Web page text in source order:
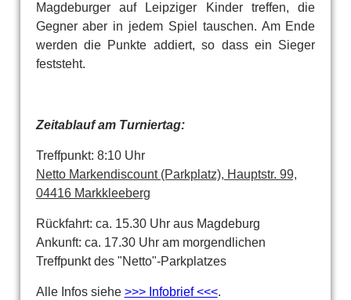
Magdeburger auf Leipziger Kinder treffen, die
Gegner aber in jedem Spiel tauschen. Am Ende
werden die Punkte addiert, so dass ein Sieger
feststeht.
Zeitablauf am Turniertag:
Treffpunkt: 8:10 Uhr
Netto Markendiscount (Parkplatz), Hauptstr. 99,
04416 Markkleeberg
Rückfahrt: ca. 15.30 Uhr aus Magdeburg
Ankunft: ca. 17.30 Uhr am morgendlichen
Treffpunkt des "Netto"-Parkplatzes
Alle Infos siehe >>> Infobrief <<<.